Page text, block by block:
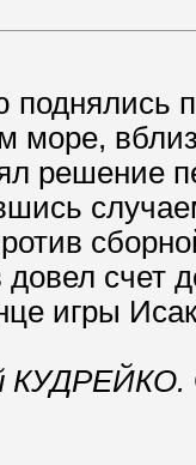
море,
решение
счет
игры
КУДРЕЙКО.